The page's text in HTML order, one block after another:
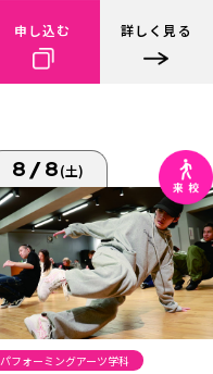
申し込む 詳しく見る
8/8(土)
パフォーミングアーツ学科